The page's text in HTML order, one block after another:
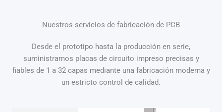
Nuestros servicios de fabricación de PCB
Desde el prototipo hasta la producción en serie,
suministramos placas de circuito impreso precisas y
fiables de 1 a 32 capas mediante una fabricación moderna y
un estricto control de calidad.